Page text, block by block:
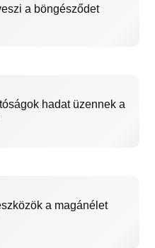
a böngésződet
hadat üzennek a
a magánélet